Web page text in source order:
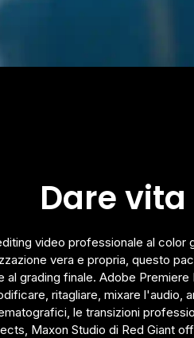
Dare
video professionale al color
vera e propria, questo
al grading finale. Adobe
ritagliare, mixare l'audio,
le transizioni
Maxon Studio di Red Giant